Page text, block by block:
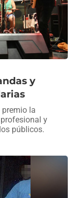
y
la
y
públicos.